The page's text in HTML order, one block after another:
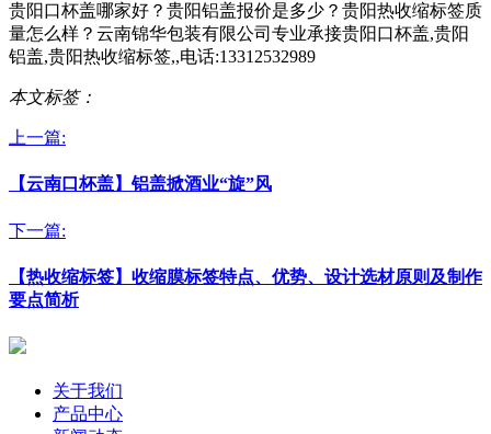
贵阳口杯盖哪家好？贵阳铝盖报价是多少？贵阳热收缩标签质
量怎么样？云南锦华包装有限公司专业承接贵阳口杯盖,贵阳
铝盖,贵阳热收缩标签,,电话:13312532989
本文标签：
上一篇:
【云南口杯盖】铝盖掀酒业“旋”风
下一篇:
【热收缩标签】收缩膜标签特点、优势、设计选材原则及制作
要点简析
关于我们
产品中心